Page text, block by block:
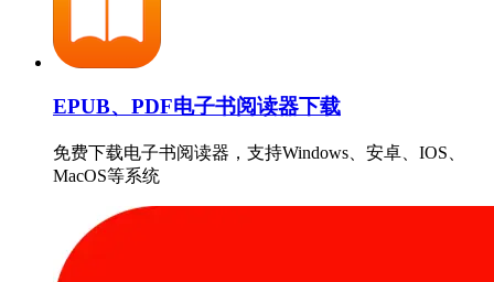
EPUB、PDF电子书阅读器下载
免费下载电子书阅读器，支持Windows、安卓、IOS、
MacOS等系统